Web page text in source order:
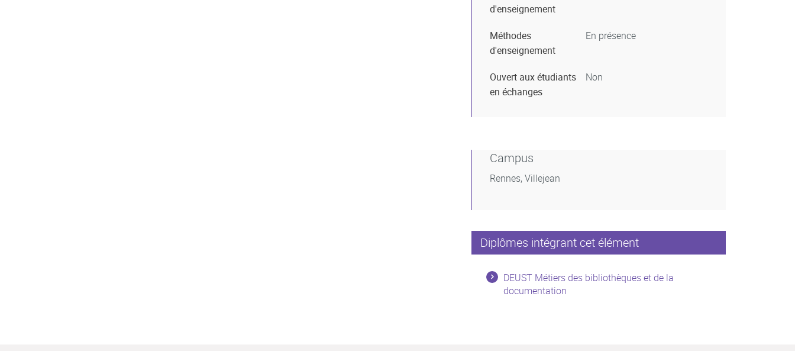
d'enseignement
Méthodes
d'enseignement
En présence
Ouvert aux étudiants
en échanges
Non
Campus
Rennes, Villejean
Diplômes intégrant cet élément
DEUST Métiers des bibliothèques et de la
documentation